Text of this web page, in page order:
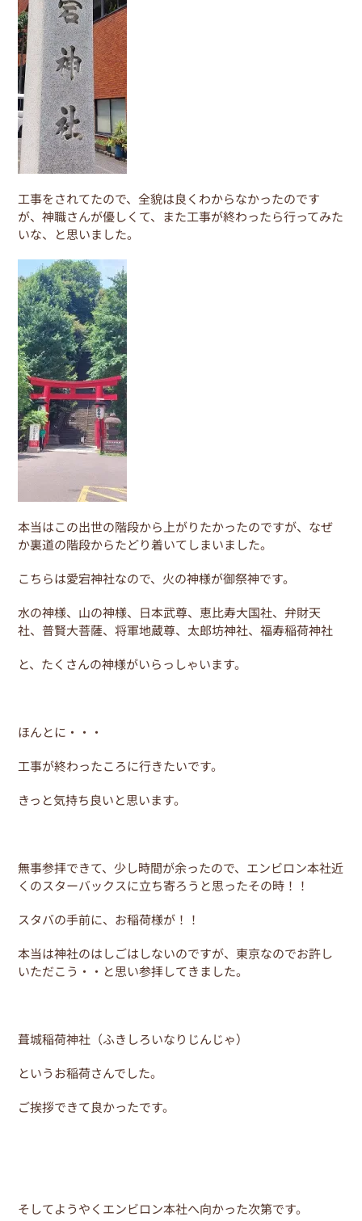
工事をされてたので、全貌は良くわからなかったのです
が、神職さんが優しくて、また工事が終わったら行ってみた
いな、と思いました。
本当はこの出世の階段から上がりたかったのですが、なぜ
か裏道の階段からたどり着いてしまいました。
こちらは愛宕神社なので、火の神様が御祭神です。
水の神様、山の神様、日本武尊、恵比寿大国社、弁財天
社、普賢大菩薩、将軍地蔵尊、太郎坊神社、福寿稲荷神社
と、たくさんの神様がいらっしゃいます。
ほんとに・・・
工事が終わったころに行きたいです。
きっと気持ち良いと思います。
無事参拝できて、少し時間が余ったので、エンビロン本社近
くのスターバックスに立ち寄ろうと思ったその時！！
スタバの手前に、お稲荷様が！！
本当は神社のはしごはしないのですが、東京なのでお許し
いただこう・・と思い参拝してきました。
葺城稲荷神社（ふきしろいなりじんじゃ）
というお稲荷さんでした。
ご挨拶できて良かったです。
そしてようやくエンビロン本社へ向かった次第です。